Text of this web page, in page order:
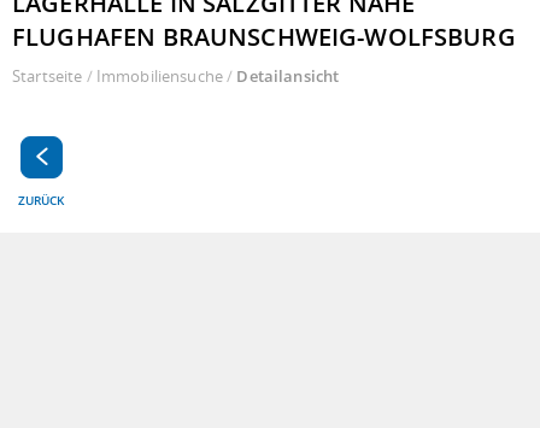
FLUGHAFEN BRAUNSCHWEIG-WOLFSBURG
Startseite / Immobiliensuche/ Detailansicht
ZURÜCK